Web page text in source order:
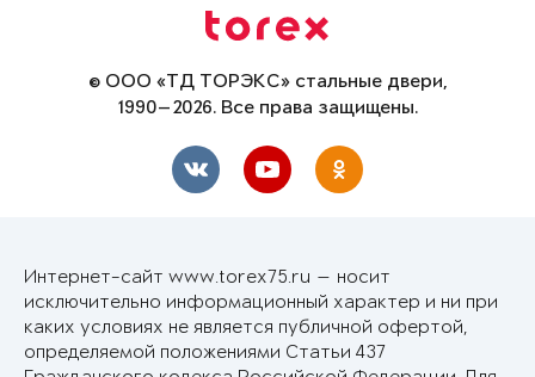
© ООО «ТД ТОРЭКС» стальные двери,
1990—2026. Все права защищены.
Интернет-сайт www.torex75.ru — носит
исключительно информационный характер и ни при
каких условиях не является публичной офертой,
определяемой положениями Статьи 437